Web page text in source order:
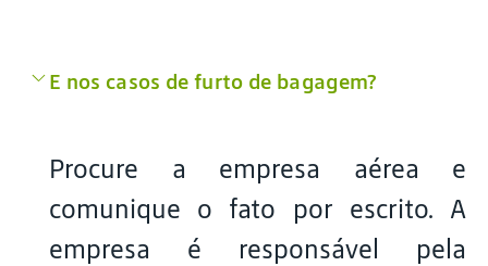
E nos casos de furto de bagagem?
Procure a empresa aérea e
comunique o fato por escrito. A
empresa é responsável pela